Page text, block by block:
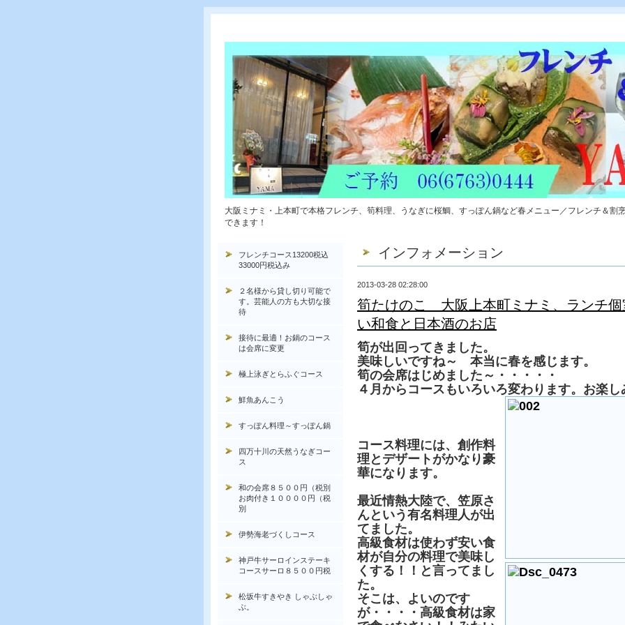
大阪ミナミ・上本町で本格フレンチ、筍料理、うなぎに桜鯛、すっぽん鍋など春メニュー／フレンチ＆割
できます！
インフォメーション
2013-03-28 02:28:00
筍たけのこ 大阪上本町ミナミ、ランチ個
い和食と日本酒のお店
筍が出回ってきました。
美味しいですね～ 本当に春を感じます。
筍の会席はじめました～・・・・・
４月からコースもいろいろ変わります。お楽し
コース料理には、創作料
理とデザートがかなり豪
華になります。
最近情熱大陸で、笠原さ
んという有名料理人が出
てました。
高級食材は使わず安い食
材が自分の料理で美味し
くする！！と言ってまし
た。
そこは、よいのです
が・・・・高級食材は家
フレンチコース13200税込
33000円税込み
２名様から貸し切り可能で
す。芸能人の方も大切な接
待
接待に最適！お鍋のコース
は会席に変更
極上泳ぎとらふぐコース
鮮魚あんこう
すっぽん料理～すっぽん鍋
四万十川の天然うなぎコー
ス
和の会席８５００円（税別
お肉付き１００００円（税
別
伊勢海老づくしコース
神戸牛サーロインステーキ
コースサーロ８５００円税
松坂牛すきやき しゃぶしゃ
ぶ。